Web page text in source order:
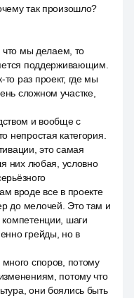
так произошло?
что мы делаем, то
поддерживающим.
раз проект, где мы
сложном участке,
и вообще с
непростая категория.
это самая
них любая, условно
вроде все в проекте
до мелочей. Это там и
шаги
грейды, но в
споров, потому
потому что
они боялись быть